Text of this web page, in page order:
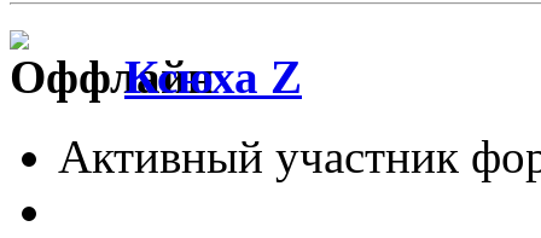
Ксюха Z
Активный участник